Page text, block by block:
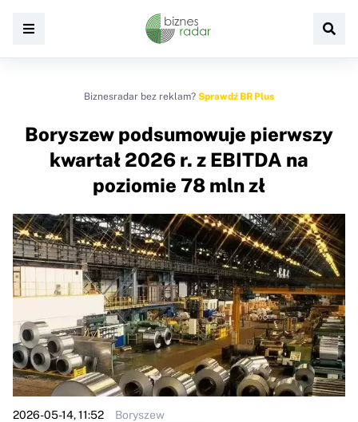
Biznesradar bez reklam? Sprawdź BR Plus
Boryszew podsumowuje pierwszy
kwartał 2026 r. z EBITDA na
poziomie 78 mln zł
2026-05-14, 11:52
Boryszew